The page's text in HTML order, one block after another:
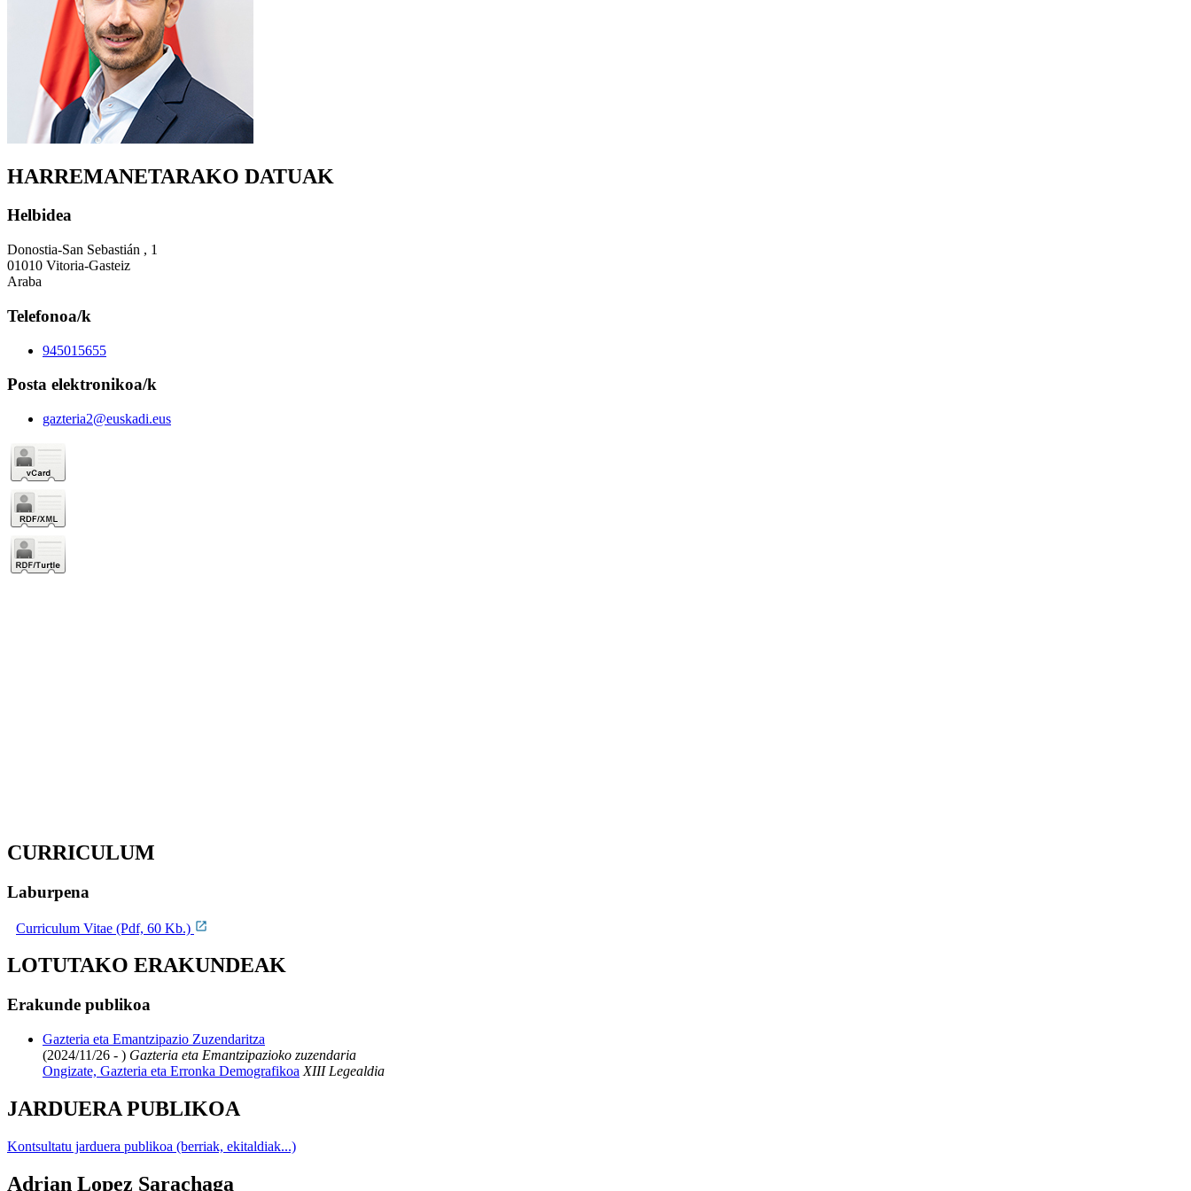
HARREMANETARAKO DATUAK
Helbidea
Donostia-San Sebastián , 1
01010 Vitoria-Gasteiz
Araba
Telefonoa/k
945015655
Posta elektronikoa/k
gazteria2@euskadi.eus
CURRICULUM
Laburpena
Curriculum Vitae (Pdf, 60 Kb.)
LOTUTAKO ERAKUNDEAK
Erakunde publikoa
Gazteria eta Emantzipazio Zuzendaritza
(2024/11/26 - ) Gazteria eta Emantzipazioko zuzendaria
Ongizate, Gazteria eta Erronka Demografikoa XIII Legealdia
JARDUERA PUBLIKOA
Kontsultatu jarduera publikoa (berriak, ekitaldiak...)
Adrian Lopez Sarachaga